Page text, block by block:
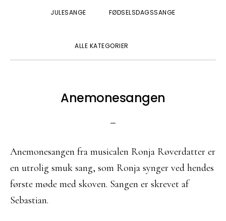
JULESANGE FØDSELSDAGSSANGE
ALLE KATEGORIER
Anemonesangen
Anemonesangen fra musicalen Ronja Røverdatter er
en utrolig smuk sang, som Ronja synger ved hendes
første møde med skoven. Sangen er skrevet af
Sebastian.